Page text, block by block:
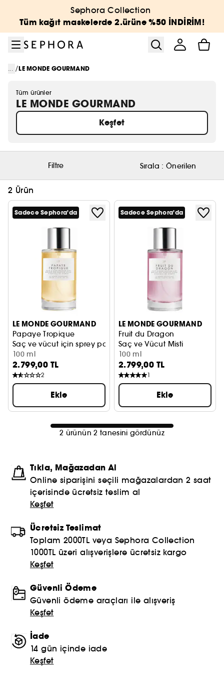
Sephora Collection
Tüm kağıt maskelerde 2.ürüne %50 İNDİRİM!
... /LE MONDE GOURMAND
Tüm ürünler
LE MONDE GOURMAND
Keşfet
Filtre Sırala : Önerilen
2 Ürün
Sadece Sephora'da
LE MONDE GOURMAND
Papaye Tropique
Saç ve vücut için sprey parfüm
100 ml
2.799,00 TL
2
Ekle
Sadece Sephora'da
LE MONDE GOURMAND
Fruit du Dragon
Saç ve Vücut Misti
100 ml
2.799,00 TL
1
Ekle
2 ürünün 2 tanesini gördünüz
Tıkla, Mağazadan Al
Online siparişini seçili mağazalardan 2 saat
içerisinde ücretsiz teslim al
Keşfet
Ücretsiz Teslimat
Toplam 2000TL veya Sephora Collection
1000TL üzeri alışverişlere ücretsiz kargo
Keşfet
Güvenli Ödeme
Güvenli ödeme araçları ile alışveriş
Keşfet
İade
14 gün içinde iade
Keşfet